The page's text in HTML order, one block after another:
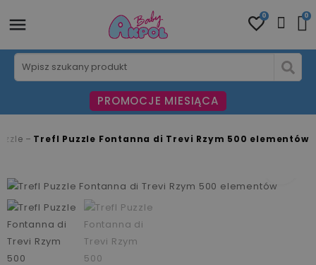
0 0
PROMOCJE MIESIĄCA
Trefl Puzzle Fontanna di Trevi Rzym 500 elementów